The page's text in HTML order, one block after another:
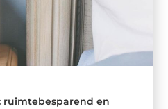
ruimtebesparend en